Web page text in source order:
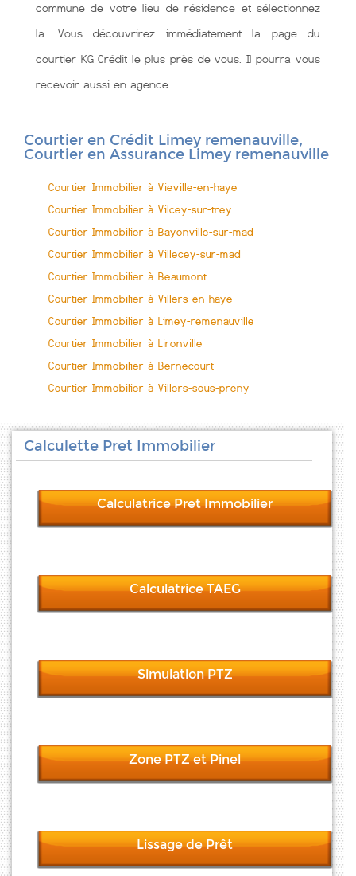
commune de votre lieu de résidence et sélectionnez
la. Vous découvrirez immédiatement la page du
courtier KG Crédit le plus près de vous. Il pourra vous
recevoir aussi en agence.
Courtier en Crédit Limey remenauville,
Courtier en Assurance Limey remenauville
Courtier Immobilier à Vieville-en-haye
Courtier Immobilier à Vilcey-sur-trey
Courtier Immobilier à Bayonville-sur-mad
Courtier Immobilier à Villecey-sur-mad
Courtier Immobilier à Beaumont
Courtier Immobilier à Villers-en-haye
Courtier Immobilier à Limey-remenauville
Courtier Immobilier à Lironville
Courtier Immobilier à Bernecourt
Courtier Immobilier à Villers-sous-preny
Calculette Pret Immobilier
Calculatrice Pret Immobilier
Calculatrice TAEG
Simulation PTZ
Zone PTZ et Pinel
Lissage de Prêt